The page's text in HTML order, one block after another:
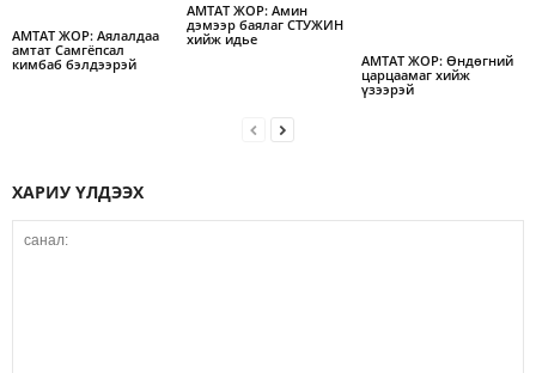
АМТАТ ЖОР: Аялалдаа
амтат Самгёпсал
кимбаб бэлдээрэй
АМТАТ ЖОР: Амин
дэмээр баялаг СТУЖИН
хийж идье
АМТАТ ЖОР: Өндөгний
царцаамаг хийж
үзээрэй
ХАРИУ ҮЛДЭЭХ